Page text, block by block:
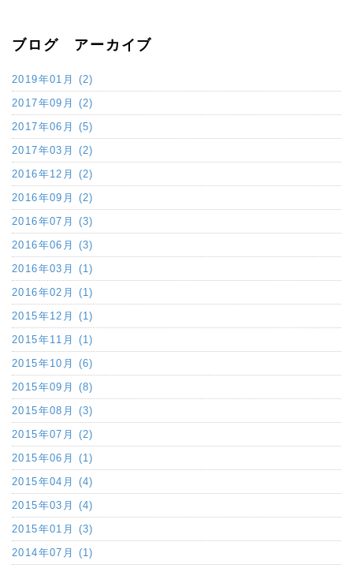
ブログ アーカイブ
2019年01月 (2)
2017年09月 (2)
2017年06月 (5)
2017年03月 (2)
2016年12月 (2)
2016年09月 (2)
2016年07月 (3)
2016年06月 (3)
2016年03月 (1)
2016年02月 (1)
2015年12月 (1)
2015年11月 (1)
2015年10月 (6)
2015年09月 (8)
2015年08月 (3)
2015年07月 (2)
2015年06月 (1)
2015年04月 (4)
2015年03月 (4)
2015年01月 (3)
2014年07月 (1)